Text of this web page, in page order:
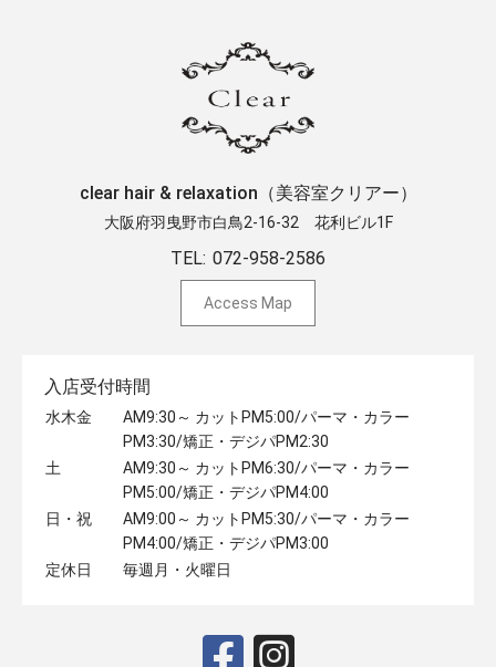
clear hair & relaxation（美容室クリアー）
大阪府羽曳野市白鳥2-16-32 ​花利ビル1F
TEL: 072-958-2586
Access Map
入店受付時間
水木金
AM9:30～ カットPM5:00/パーマ・カラー
PM3:30/矯正・デジパPM2:30
土
AM9:30～ カットPM6:30/パーマ・カラー
PM5:00/矯正・デジパPM4:00
日・祝
AM9:00～ カットPM5:30/パーマ・カラー
PM4:00/矯正・デジパPM3:00
定休日
毎週月・火曜日